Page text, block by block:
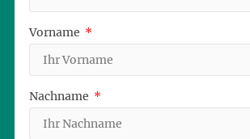
Vorname
Nachname